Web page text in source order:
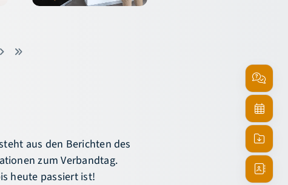
aus den Berichten des
zum Verbandtag.
heute passiert ist!
Service
Termine